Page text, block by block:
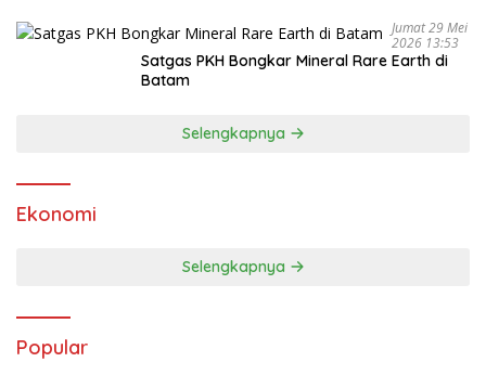
Jumat 29 Mei
2026 13:53
Satgas PKH Bongkar Mineral Rare Earth di
Selengkapnya
Ekonomi
Selengkapnya
Popular